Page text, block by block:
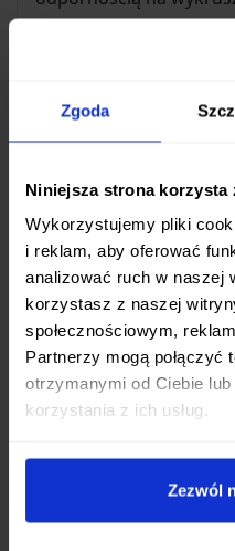
Zgoda
Niniejsza strona korzysta
Wykorzystujemy pliki
i reklam, aby oferować
analizować ruch w naszej
korzystasz z naszej
społecznościowym,
Partnerzy mogą połączyć
otrzymanymi od Ciebie
korzystania z ich usług.
Zezwól
wysiłek i gwarantując
serwowanych potraw.
Rękojeść wykonana z
G10charakteryzuje się
wilgoć, zmiany
mechaniczne. Jej
nóż pewnie leży w
kontrolę nawet
Dodatkowo, metalowy
konstrukcję i ułatwia
zapobiegając
miejscu łączenia ostrza